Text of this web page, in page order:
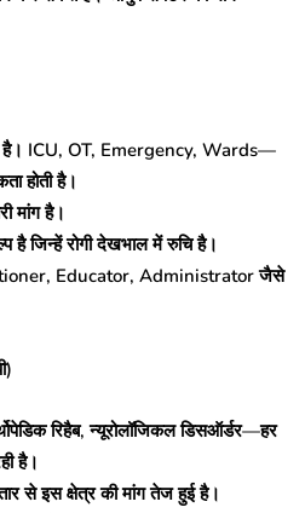
है। ICU, OT, Emergency, Wards—
होती है।
मांग है।
है जिन्हें रोगी देखभाल में रुचि है।
Educator, Administrator जैसे
रिहैब, न्यूरोलॉजिकल डिसऑर्डर—हर
है।
से इस क्षेत्र की मांग तेज हुई है।